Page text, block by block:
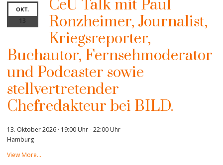
OKT.
13
CeU Talk mit Paul
Ronzheimer, Journalist,
Kriegsreporter,
Buchautor, Fernsehmoderator
und Podcaster sowie
stellvertretender
Chefredakteur bei BILD.
13. Oktober 2026 · 19:00 Uhr-22:00 Uhr
Hamburg
View More…